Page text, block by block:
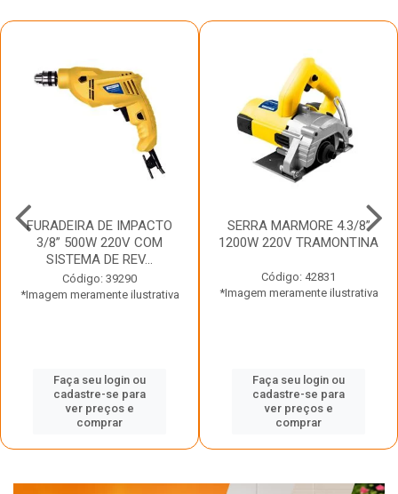
FURADEIRA DE IMPACTO
3/8” 500W 220V COM
SISTEMA DE REV...
Código: 39290
*Imagem meramente ilustrativa
Faça seu login ou
cadastre-se para
ver preços e
comprar
SERRA MARMORE 4.3/8”
1200W 220V TRAMONTINA
Código: 42831
*Imagem meramente ilustrativa
Faça seu login ou
cadastre-se para
ver preços e
comprar